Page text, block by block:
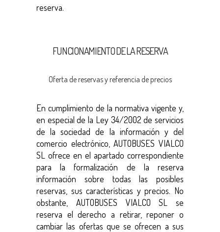
reserva.
FUNCIONAMIENTO DE LA RESERVA
Oferta de reservas y referencia de precios
En cumplimiento de la normativa vigente y,
en especial de la Ley 34/2002 de servicios
de la sociedad de la información y del
comercio electrónico, AUTOBUSES VIALCO
SL ofrece en el apartado correspondiente
para la formalización de la reserva
información sobre todas las posibles
reservas, sus características y precios. No
obstante, AUTOBUSES VIALCO SL se
reserva el derecho a retirar, reponer o
cambiar las ofertas que se ofrecen a sus